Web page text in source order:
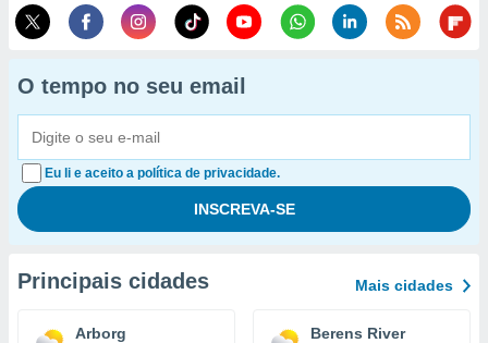
O tempo no seu email
Eu li e aceito a política de privacidade.
Principais cidades Mais cidades
Arborg Berens River